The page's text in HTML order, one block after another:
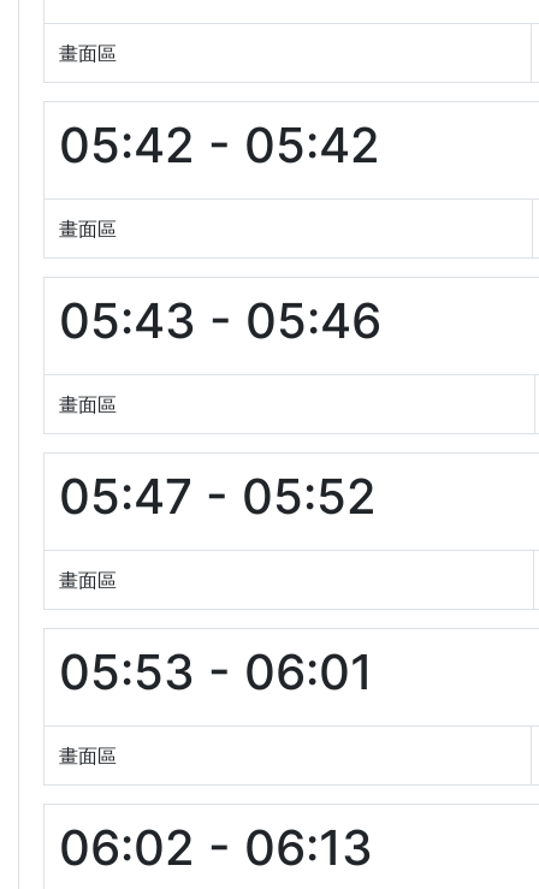
畫面區
05:42 - 05:42
畫面區
05:43 - 05:46
畫面區
05:47 - 05:52
畫面區
05:53 - 06:01
畫面區
06:02 - 06:13